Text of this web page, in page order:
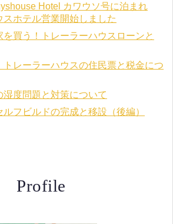
Hotel カワウソ号に泊まれ
スホテル営業開始しました
買う！トレーラーハウスローンと
トレーラーハウスの住民票と税金につ
湿度問題と対策について
フビルドの完成と移設（後編）
Profile